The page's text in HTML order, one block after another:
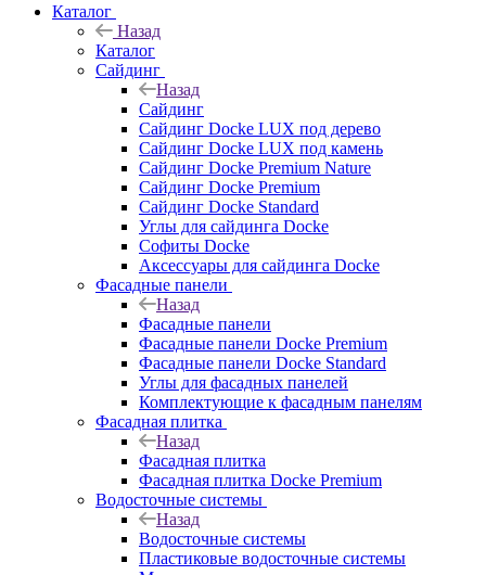
Каталог
Назад
Каталог
Сайдинг
Назад
Сайдинг
Сайдинг Docke LUX под дерево
Сайдинг Docke LUX под камень
Сайдинг Docke Premium Nature
Сайдинг Docke Premium
Сайдинг Docke Standard
Углы для сайдинга Docke
Софиты Docke
Аксессуары для сайдинга Docke
Фасадные панели
Назад
Фасадные панели
Фасадные панели Docke Premium
Фасадные панели Docke Standard
Углы для фасадных панелей
Комплектующие к фасадным панелям
Фасадная плитка
Назад
Фасадная плитка
Фасадная плитка Docke Premium
Водосточные системы
Назад
Водосточные системы
Пластиковые водосточные системы